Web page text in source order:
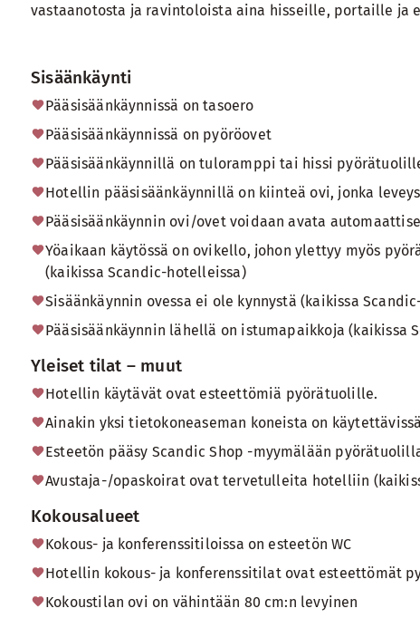
vastaanotosta ja ravintoloista aina hisseille, portaille ja
Sisäänkäynti
Pääsisäänkäynnissä on tasoero
Pääsisäänkäynnissä on pyöröovet
Pääsisäänkäynnillä on tuloramppi tai hissi
Hotellin pääsisäänkäynnillä on kiinteä ovi, jonka
Pääsisäänkäynnin ovi/ovet voidaan avata
Yöaikaan käytössä on ovikello, johon ylettyy myös
(kaikissa Scandic-hotelleissa)
Sisäänkäynnin ovessa ei ole kynnystä (kaikissa
Pääsisäänkäynnin lähellä on istumapaikkoja (kaikissa
Yleiset tilat – muut
Hotellin käytävät ovat esteettömiä pyörätuolille.
Ainakin yksi tietokoneaseman koneista on
Esteetön pääsy Scandic Shop -myymälään
Avustaja-/opaskoirat ovat tervetulleita hotelliin
Kokousalueet
Kokous- ja konferenssitiloissa on esteetön WC
Hotellin kokous- ja konferenssitilat ovat esteettömät
Kokoustilan ovi on vähintään 80 cm:n levyinen